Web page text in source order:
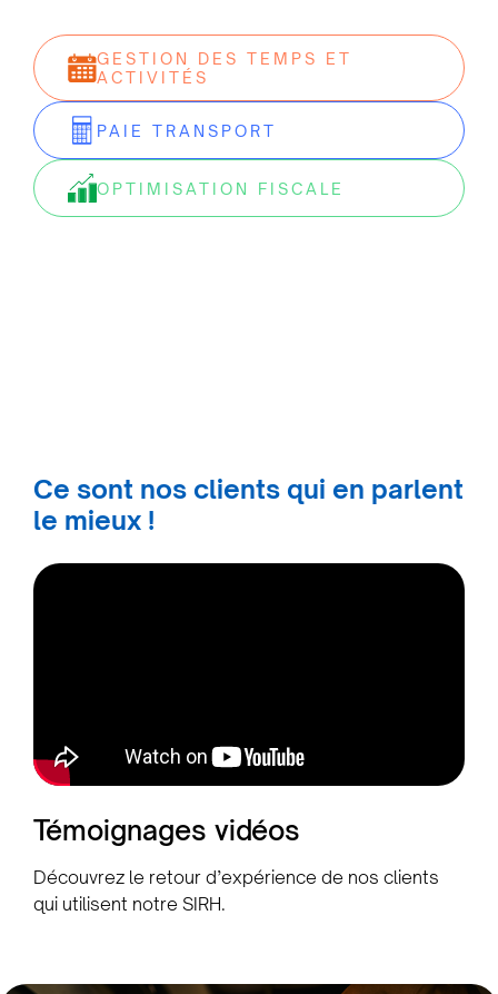
GESTION DES TEMPS ET
ACTIVITÉS
PAIE TRANSPORT
OPTIMISATION FISCALE
Ce sont nos clients qui en parlent
le mieux !
Témoignages vidéos
Découvrez le retour d’expérience de nos clients
qui utilisent notre SIRH.